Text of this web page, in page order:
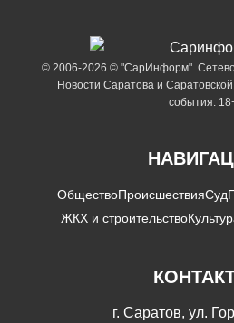
© 2006-2026 © "СарИнформ".
Новости Саратова и
события.
ОбществоПроисшествияСуд
ЖКХ и строительство
г. Саратов, ул.